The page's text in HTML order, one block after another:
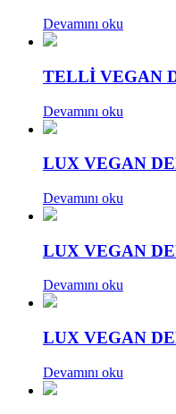
Devamını oku
TELLİ VEGAN
Devamını oku
LUX VEGAN
Devamını oku
LUX VEGAN
Devamını oku
LUX VEGAN
Devamını oku